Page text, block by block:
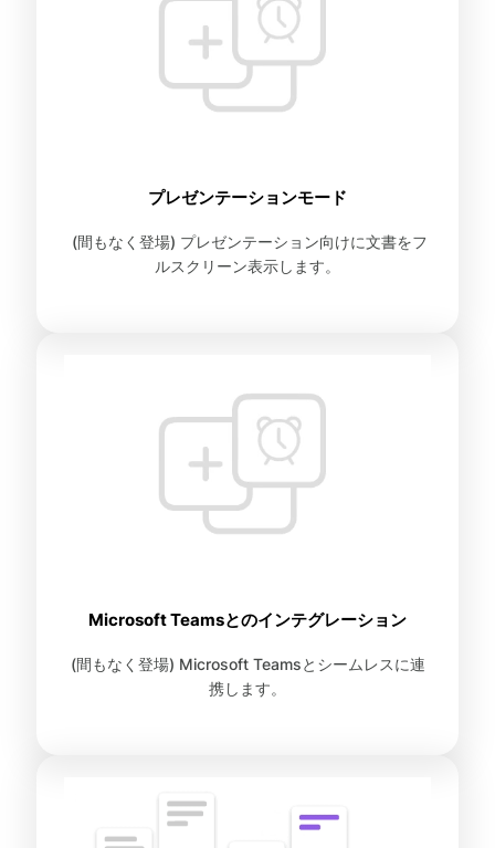
プレゼンテーションモード
(間もなく登場) プレゼンテーション向けに文書をフ
ルスクリーン表示します。
Microsoft Teamsとのインテグレーション
(間もなく登場) Microsoft Teamsとシームレスに連
携します。